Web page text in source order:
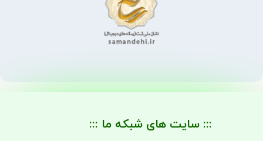
::: سایت های شبکه ما :::